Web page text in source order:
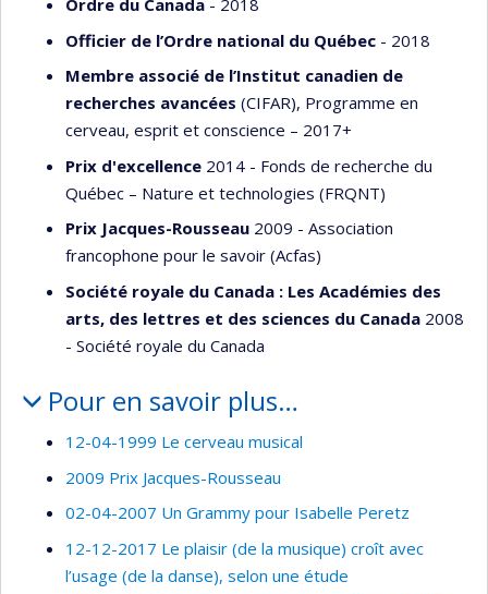
Ordre du Canada - 2018
Officier de l’Ordre national du Québec - 2018
Membre associé de l’Institut canadien de
recherches avancées (CIFAR), Programme en
cerveau, esprit et conscience – 2017+
Prix d'excellence 2014 - Fonds de recherche du
Québec – Nature et technologies (FRQNT)
Prix Jacques-Rousseau 2009 - Association
francophone pour le savoir (Acfas)
Société royale du Canada : Les Académies des
arts, des lettres et des sciences du Canada 2008
- Société royale du Canada
Pour en savoir plus…
12-04-1999 Le cerveau musical
2009 Prix Jacques-Rousseau
02-04-2007 Un Grammy pour Isabelle Peretz
12-12-2017 Le plaisir (de la musique) croît avec
l’usage (de la danse), selon une étude